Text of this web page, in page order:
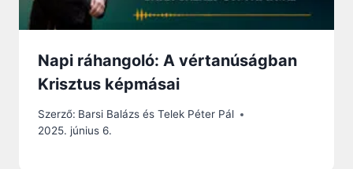
Napi ráhangoló: A vértanúságban
Krisztus képmásai
Szerző: Barsi Balázs és Telek Péter Pál
2025. június 6.